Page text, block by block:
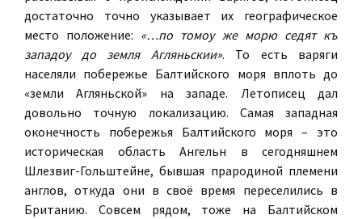
достаточно точно указывает их географическое
место положение: «…по томоу же морю седят къ
западоу до земля Агляньскии». То есть варяги
населяли побережье Балтийского моря вплоть до
«земли Агляньской» на западе. Летописец дал
довольно точную локализацию. Самая западная
оконечность побережья Балтийского моря – это
историческая область Ангельн в сегодняшнем
Шлезвиг-Гольштейне, бывшая прародиной племени
англов, откуда они в своё время переселились в
Британию. Совсем рядом, тоже на Балтийском